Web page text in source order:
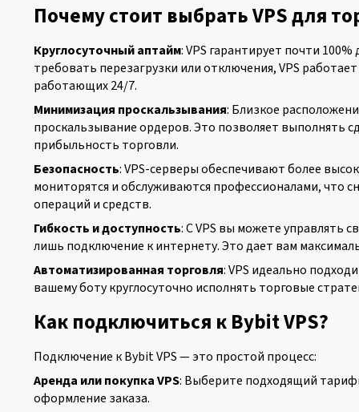
Почему стоит выбрать VPS для
Круглосуточный аптайм: VPS гарантирует почти
требовать перезагрузки или отключения, VPS
работающих 24/7.
Минимизация проскальзывания: Близкое
проскальзывание ордеров. Это позволяет выполнять
прибыльность торговли.
Безопасность: VPS-серверы обеспечивают более
мониторятся и обслуживаются профессионалами, что
операций и средств.
Гибкость и доступность: С VPS вы можете управлять
лишь подключение к интернету. Это дает вам
Автоматизированная торговля: VPS идеально
вашему боту круглосуточно исполнять торговые
Как подключиться к Bybit VPS?
Подключение к Bybit VPS — это простой процесс:
Аренда или покупка VPS: Выберите подходящий
оформление заказа.